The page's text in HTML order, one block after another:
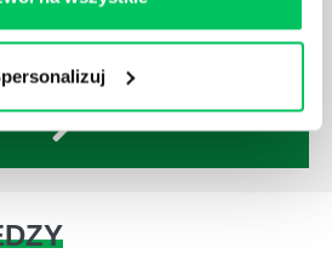
mieć tego świadomość.